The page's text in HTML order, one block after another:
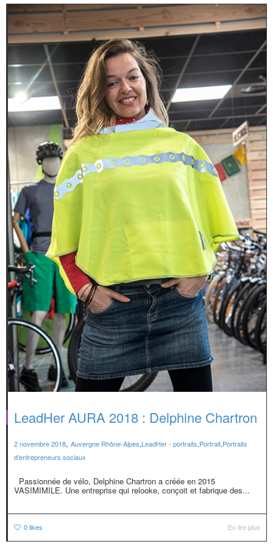
LeadHer AURA 2018 : Delphine Chartron
2 novembre 2018, Auvergne Rhône-Alpes,LeadHer - portraits,Portrait,Portraits
d'entrepreneurs sociaux
Passionnée de vélo, Delphine Chartron a créée en 2015
VASIMIMILE. Une entreprise qui relooke, conçoit et fabrique des...
0likes En lire plus